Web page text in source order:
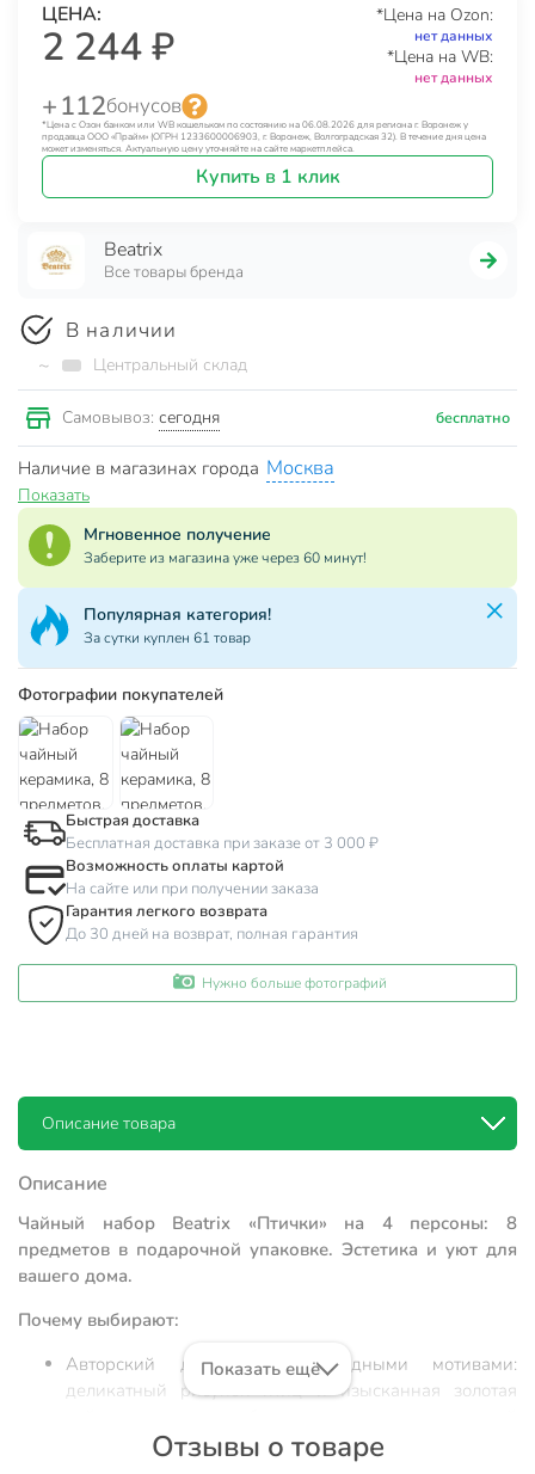
ЦЕНА:
2 244 ₽
*Цена на Ozon:
нет данных
*Цена на WB:
нет данных
+ 112бонусов
*Цена с Озон банком или WB кошельком по состоянию на 06.08.2026 для региона г. Воронеж у
продавца ООО «Прайм» (ОГРН 1233600006903, г. Воронеж, Волгоградская 32). В течение дня цена
может изменяться. Актуальную цену уточняйте на сайте маркетплейса.
Купить в 1 клик
Beatrix
Все товары бренда
В наличии
~ Центральный склад
Самовывоз: сегодня бесплатно
Наличие в магазинах города Москва
Показать
Мгновенное получение
Заберите из магазина уже через 60 минут!
Популярная категория!
За сутки куплен 61 товар
Фотографии покупателей
Быстрая доставка
Бесплатная доставка при заказе от 3 000 ₽
Возможность оплаты картой
На сайте или при получении заказа
Гарантия легкого возврата
До 30 дней на возврат, полная гарантия
Нужно больше фотографий
Описание товара
Описание
Чайный набор Beatrix «Птички» на 4 персоны: 8
предметов в подарочной упаковке. Эстетика и уют для
вашего дома.
Почему выбирают:
Авторский дизайн с природными мотивами:
деликатный рисунок птиц и изысканная золотая
Показать ещё
Отзывы о товаре